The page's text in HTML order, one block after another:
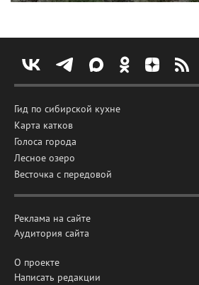
Гид по сибирской кухне
Карта катков
Голоса города
Лесное озеро
Весточка с передовой
Реклама на сайте
Аудитория сайта
О проекте
Написать редакции